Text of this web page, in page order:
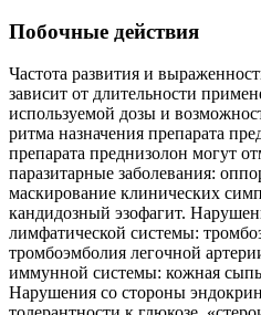
Побочные действия
Частота развития и
зависит от длительности
используемой дозы и
ритма назначения препарата
препарата преднизолон могут
паразитарные заболевания:
маскирование клинических
кандидозный эзофагит.
лимфатической системы:
тромбоэмболия легочной
иммунной системы: кожная
Нарушения со стороны